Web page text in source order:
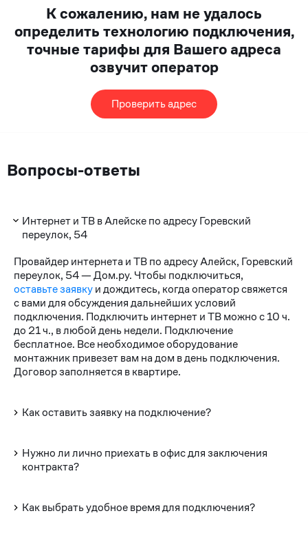
К сожалению, нам не удалось
определить технологию подключения,
точные тарифы для Вашего адреса
озвучит оператор
Проверить адрес
Вопросы-ответы
Интернет и ТВ в Алейске по адресу Горевский
переулок, 54
Провайдер интернета и ТВ по адресу Алейск, Горевский
переулок, 54 — Дом.ру. Чтобы подключиться,
оставьте заявкуи дождитесь, когда оператор свяжется
с вами для обсуждения дальнейших условий
подключения. Подключить интернет и ТВ можно с 10 ч.
до 21 ч., в любой день недели. Подключение
бесплатное. Все необходимое оборудование
монтажник привезет вам на дом в день подключения.
Договор заполняется в квартире.
Как оставить заявку на подключение?
Нужно ли лично приехать в офис для заключения
контракта?
Как выбрать удобное время для подключения?